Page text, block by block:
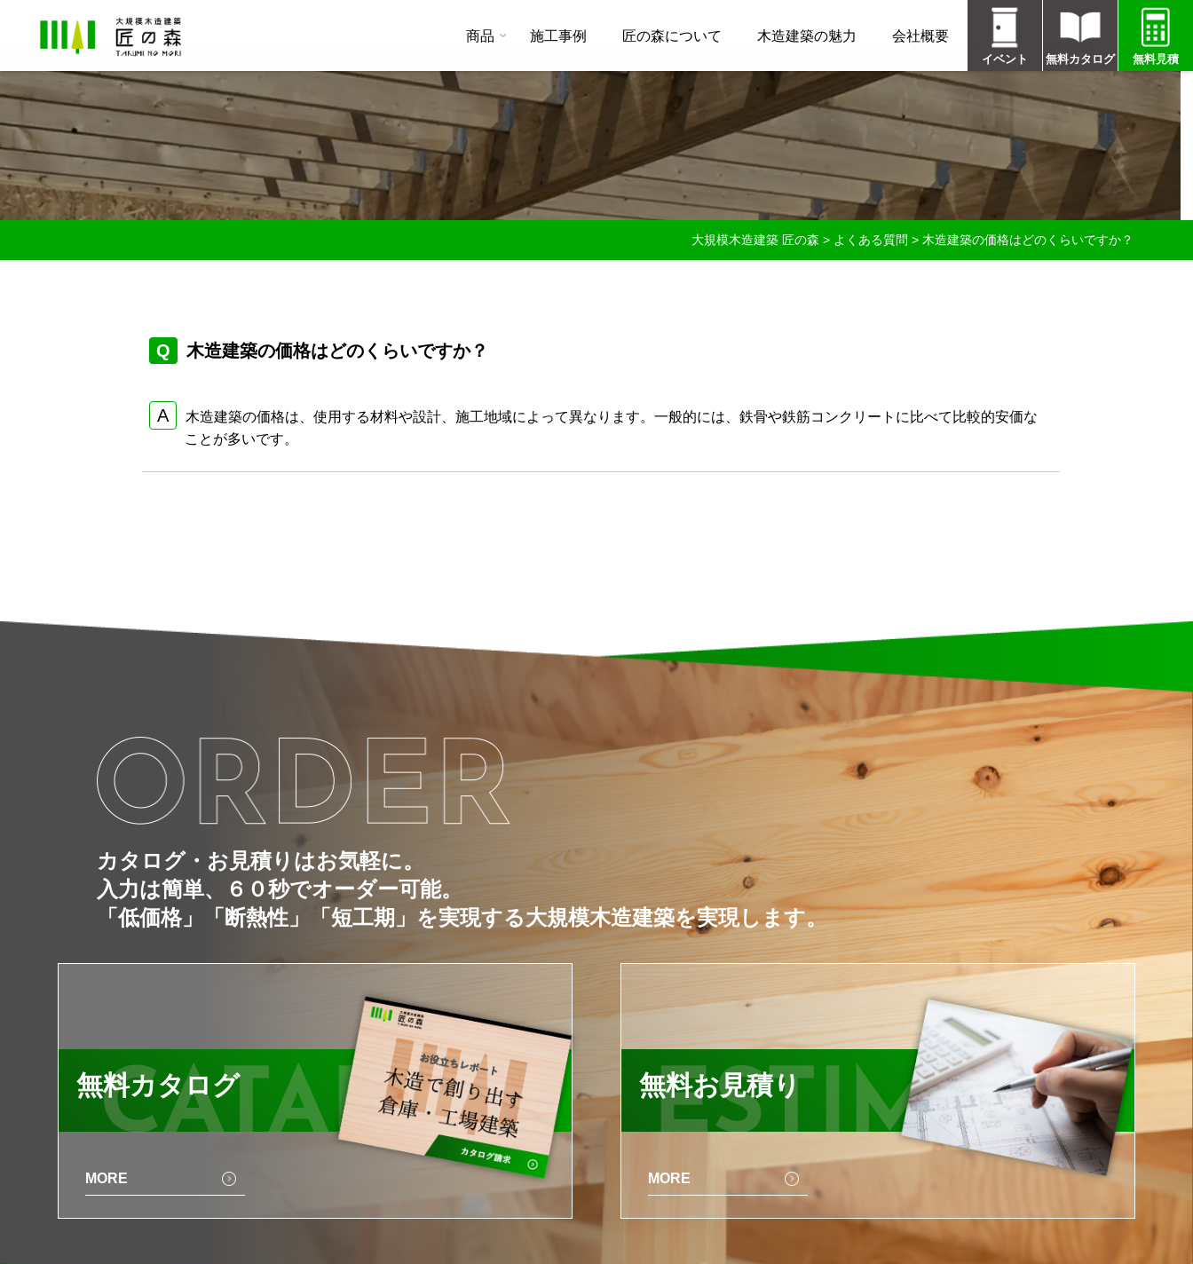
商品 施工事例 匠の森について 木造建築の魅力 会社概要
イベント 無料カタログ 無料見積
大規模木造建築 匠の森 > よくある質問 > 木造建築の価格はどのくらいですか？
木造建築の価格はどのくらいですか？
木造建築の価格は、使用する材料や設計、施工地域によって異なります。一般的には、鉄骨や鉄筋コンクリートに比べて比較的安価な
ことが多いです。
カタログ・お見積りはお気軽に。
入力は簡単、６０秒でオーダー可能。
「低価格」「断熱性」「短工期」を実現する大規模木造建築を実現します。
CATALOG
無料カタログ
MORE
ESTIMATE
無料お見積り
MORE